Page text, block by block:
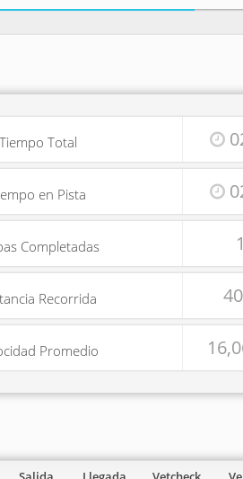
Tiempo Total
en Pista
Completadas
Recorrida
Promedio